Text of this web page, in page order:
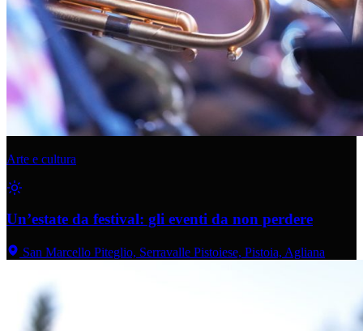
Arte e cultura
Un’estate da festival: gli eventi da non perdere
San Marcello Piteglio, Serravalle Pistoiese, Pistoia, Agliana